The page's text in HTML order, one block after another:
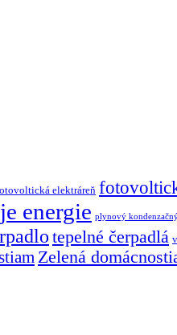
elektráreň
energie plynový
tepelné čerpadlá
Zelená